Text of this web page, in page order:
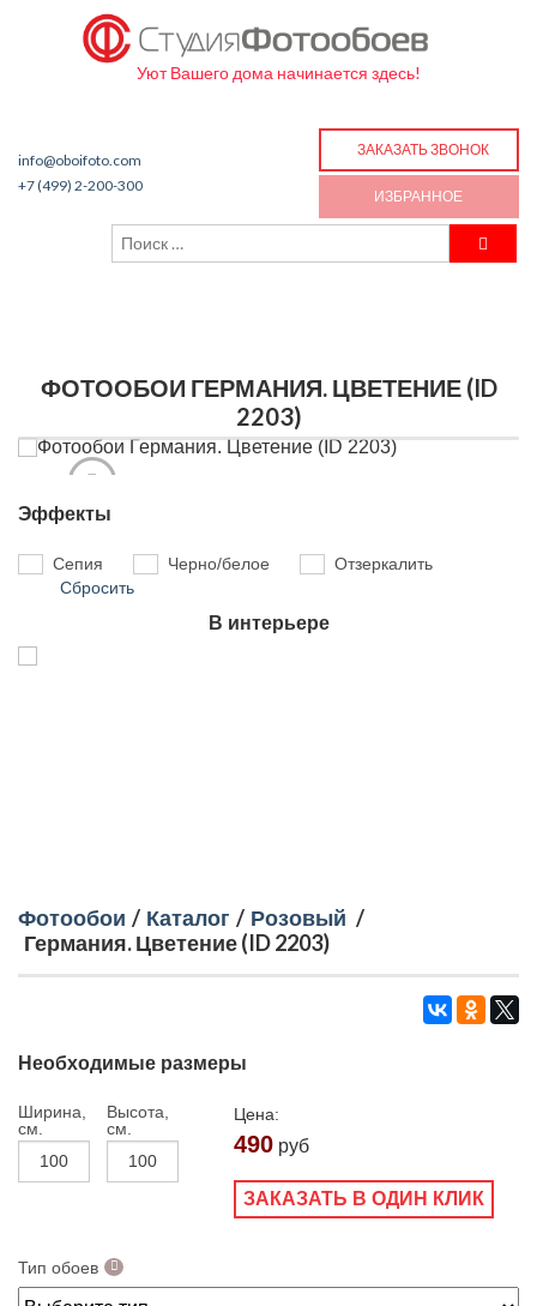
Уют Вашего дома начинается здесь!
info@oboifoto.com
+7 (499) 2-200-300
ЗАКАЗАТЬ ЗВОНОК
ИЗБРАННОЕ
ФОТООБОИ ГЕРМАНИЯ. ЦВЕТЕНИЕ (ID
2203)
Эффекты
Сепия Черно/белое
Отзеркалить
Сбросить
В интерьере
Фотообои / Каталог / Розовый /
Германия. Цветение (ID 2203)
Необходимые размеры
Ширина,
см.
Высота,
см.
Цена:
490 руб
ЗАКАЗАТЬ В ОДИН КЛИК
Тип обоев